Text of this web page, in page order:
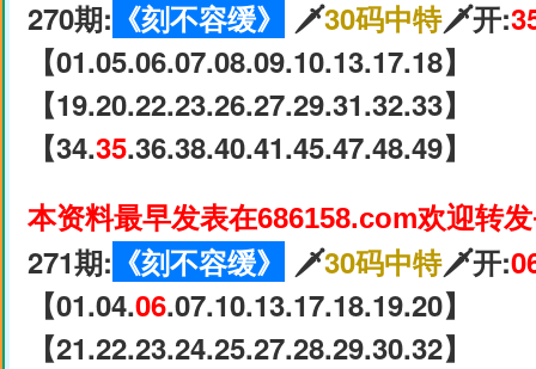
270期: 《刻不容缓》 🗡30码中特🗡开:
【01.05.06.07.08.09.10.13.17.18】
【19.20.22.23.26.27.29.31.32.33】
【34.35.36.38.40.41.45.47.48.49】
本资料最早发表在686158.com欢迎转
271期: 《刻不容缓》 🗡30码中特🗡开:
【01.04.06.07.10.13.17.18.19.20】
【21.22.23.24.25.27.28.29.30.32】